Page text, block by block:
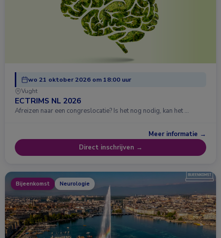
wo 21 oktober 2026 om 18:00 uur
Vught
ECTRIMS NL 2026
Afreizen naar een congreslocatie? Is het nog nodig, kan het …
Meer informatie →
Direct inschrijven →
Bijeenkomst Neurologie